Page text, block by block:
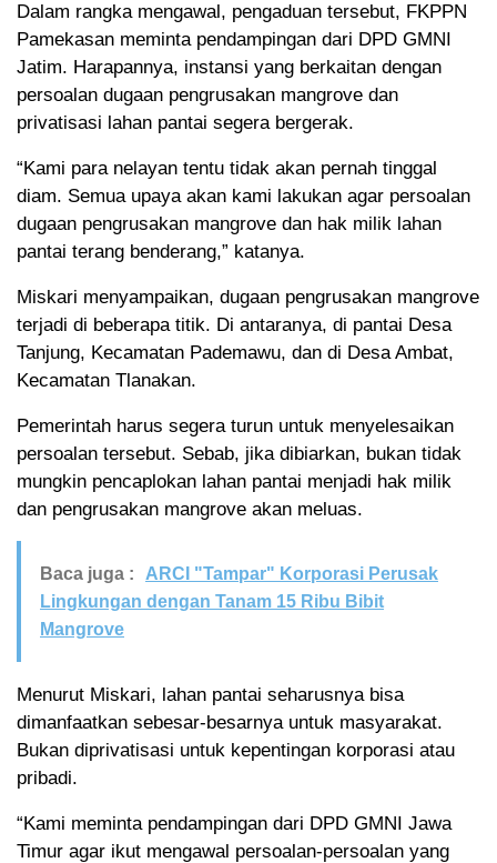
Dalam rangka mengawal, pengaduan tersebut, FKPPN
Pamekasan meminta pendampingan dari DPD GMNI
Jatim. Harapannya, instansi yang berkaitan dengan
persoalan dugaan pengrusakan mangrove dan
privatisasi lahan pantai segera bergerak.
“Kami para nelayan tentu tidak akan pernah tinggal
diam. Semua upaya akan kami lakukan agar persoalan
dugaan pengrusakan mangrove dan hak milik lahan
pantai terang benderang,” katanya.
Miskari menyampaikan, dugaan pengrusakan mangrove
terjadi di beberapa titik. Di antaranya, di pantai Desa
Tanjung, Kecamatan Pademawu, dan di Desa Ambat,
Kecamatan Tlanakan.
Pemerintah harus segera turun untuk menyelesaikan
persoalan tersebut. Sebab, jika dibiarkan, bukan tidak
mungkin pencaplokan lahan pantai menjadi hak milik
dan pengrusakan mangrove akan meluas.
Baca juga :
ARCI "Tampar" Korporasi Perusak
Lingkungan dengan Tanam 15 Ribu Bibit
Mangrove
Menurut Miskari, lahan pantai seharusnya bisa
dimanfaatkan sebesar-besarnya untuk masyarakat.
Bukan diprivatisasi untuk kepentingan korporasi atau
pribadi.
“Kami meminta pendampingan dari DPD GMNI Jawa
Timur agar ikut mengawal persoalan-persoalan yang